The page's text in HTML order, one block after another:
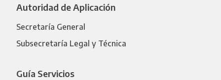
Autoridad de Aplicación
Secretaría General
Subsecretaría Legal y Técnica
Guía Servicios